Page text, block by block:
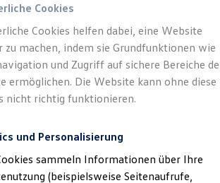
Angebote
Leasing
Gebrauchtwagen-Leasing
Leasing
Leasing
ohne Anzahlung
Versicherung
die Inhalte auf dieser Seite ist die Auto-Weber
& Rechtliches)
Cookies
Cookies helfen dabei, eine Website
zu machen, indem sie Grundfunktionen wie
und Zugriff auf sichere Bereiche
ermöglichen. Die Website kann ohne diese
nicht richtig funktionieren.
und Personalisierung
sammeln Informationen über Ihre
(beispielsweise Seitenaufrufe,